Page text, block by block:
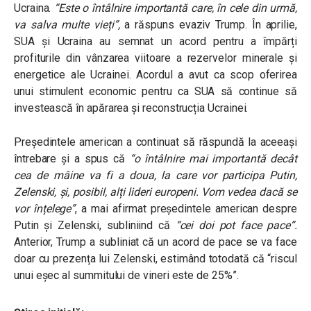
Ucraina. “Este o întâlnire importantă care, în cele din urmă,
va salva multe vieți”,a răspuns evaziv Trump. În aprilie,
SUA și Ucraina au semnat un acord pentru a împărți
profiturile din vânzarea viitoare a rezervelor minerale și
energetice ale Ucrainei. Acordul a avut ca scop oferirea
unui stimulent economic pentru ca SUA să continue să
investească în apărarea și reconstrucția Ucrainei.
Președintele american a continuat să răspundă la aceeași
întrebare și a spus că “o întâlnire mai importantă decât
cea de mâine va fi a doua, la care vor participa Putin,
Zelenski, și, posibil, alți lideri europeni. Vom vedea dacă se
vor înțelege”, a mai afirmat președintele american despre
Putin și Zelenski, subliniind că
“cei doi pot face pace”.
Anterior, Trump a subliniat că un acord de pace se va face
doar cu prezența lui Zelenski, estimând totodată că “riscul
unui eșec al summitului de vineri este de 25%”.